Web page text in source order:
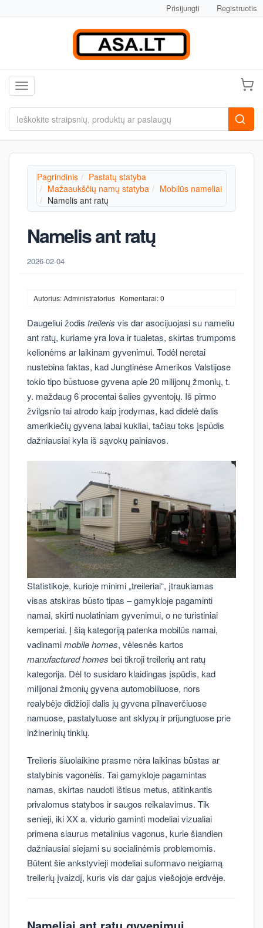
Prisijungti Registruotis
Toggle navigation
Pagrindinis
Pastatų statyba
Mažaaukščių namų statyba
Mobilūs nameliai
Namelis ant ratų
Namelis ant ratų
2026-02-04
Autorius: Administratorius Komentarai: 0
Daugeliui žodis treileris vis dar asocijuojasi su nameliu
ant ratų, kuriame yra lova ir tualetas, skirtas trumpoms
kelionėms ar laikinam gyvenimui. Todėl neretai
nustebina faktas, kad Jungtinėse Amerikos Valstijose
tokio tipo būstuose gyvena apie 20 milijonų žmonių, t.
y. maždaug 6 procentai šalies gyventojų. Iš pirmo
žvilgsnio tai atrodo kaip įrodymas, kad didelė dalis
amerikiečių gyvena labai kukliai, tačiau toks įspūdis
dažniausiai kyla iš sąvokų painiavos.
Statistikoje, kurioje minimi „treileriai“, įtraukiamas
visas atskiras būsto tipas – gamykloje pagaminti
namai, skirti nuolatiniam gyvenimui, o ne turistiniai
kemperiai. Į šią kategoriją patenka mobilūs namai,
vadinamimobile homes, vėlesnės kartos
manufactured homes bei tikroji treilerių ant ratų
kategorija. Dėl to susidaro klaidingas įspūdis, kad
milijonai žmonių gyvena automobiliuose, nors
realybėje didžioji dalis jų gyvena pilnaverčiuose
namuose, pastatytuose ant sklypų ir prijungtuose prie
inžinerinių tinklų.
Treileris šiuolaikine prasme nėra laikinas būstas ar
statybinis vagonėlis. Tai gamykloje pagamintas
namas, skirtas naudoti ištisus metus, atitinkantis
privalomus statybos ir saugos reikalavimus. Tik
senieji, iki XX a. vidurio gaminti modeliai vizualiai
primena siaurus metalinius vagonus, kurie šiandien
dažniausiai siejami su socialinėmis problemomis.
Būtent šie ankstyvieji modeliai suformavo neigiamą
treilerių įvaizdį, kuris vis dar gajus viešojoje erdvėje.